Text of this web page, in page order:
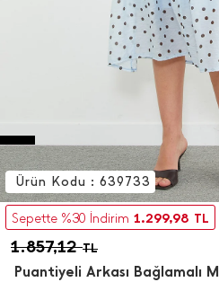
Sepette %30 İndirim 1.299,98 TL
1.857,12TL
Puantiyeli Arkası Bağlamalı
Ürün Kodu : 639733